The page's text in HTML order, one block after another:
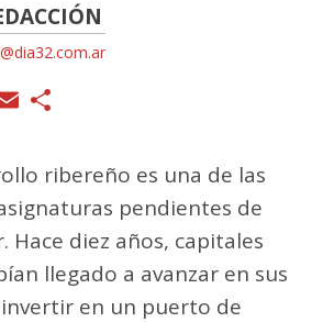
Email
ribereño es una de las
pendientes de
Hace diez años, capitales
llegado a avanzar en sus
en un puerto de